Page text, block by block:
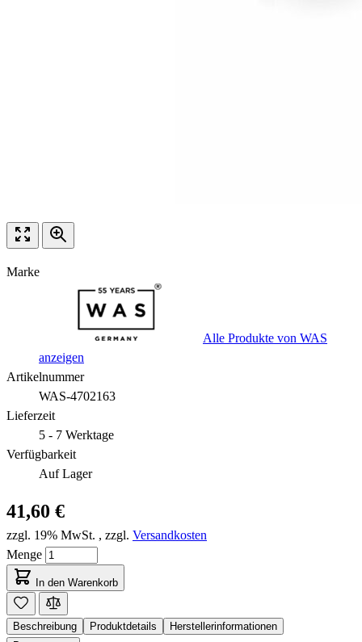
Marke
Alle Produkte von WAS
anzeigen
Artikelnummer
WAS-4702163
Lieferzeit
5 - 7 Werktage
Verfügbarkeit
Auf Lager
41,60 €
zzgl. 19% MwSt. , zzgl. Versandkosten
Menge
In den Warenkorb
Beschreibung Produktdetails
Herstellerinformationen